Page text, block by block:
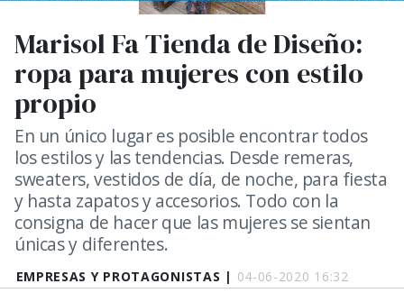
EMPRESAS Y PROTAGONISTAS | 04-06-2020 16:32
Marisol Fa Tienda de Diseño:
ropa para mujeres con estilo
propio
En un único lugar es posible encontrar todos
los estilos y las tendencias. Desde remeras,
sweaters, vestidos de día, de noche, para fiesta
y hasta zapatos y accesorios. Todo con la
consigna de hacer que las mujeres se sientan
únicas y diferentes.